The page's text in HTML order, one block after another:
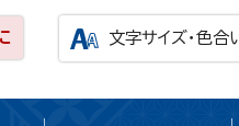
文字サイズ・色合